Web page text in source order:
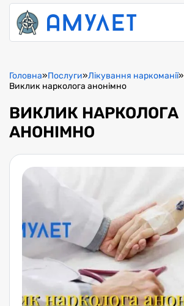
Головна»Послуги»Лікування наркоманії»
Виклик нарколога анонімно
ВИКЛИК НАРКОЛОГА
АНОНІМНО